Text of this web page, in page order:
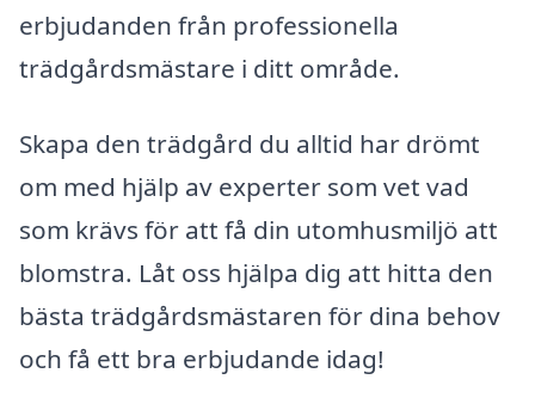
erbjudanden från professionella
trädgårdsmästare i ditt område.
Skapa den trädgård du alltid har drömt
om med hjälp av experter som vet vad
som krävs för att få din utomhusmiljö att
blomstra. Låt oss hjälpa dig att hitta den
bästa trädgårdsmästaren för dina behov
och få ett bra erbjudande idag!